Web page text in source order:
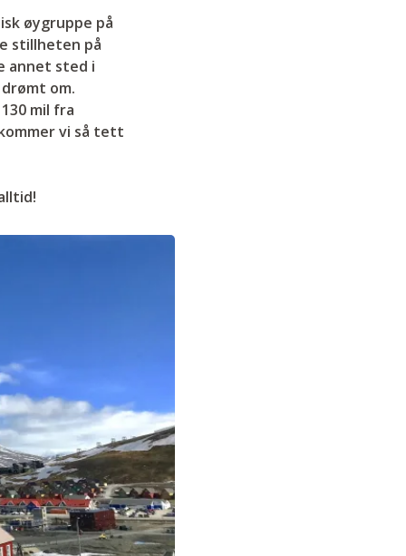
øygruppe på
stillheten på
annet sted i
om.
mil fra
vi så tett